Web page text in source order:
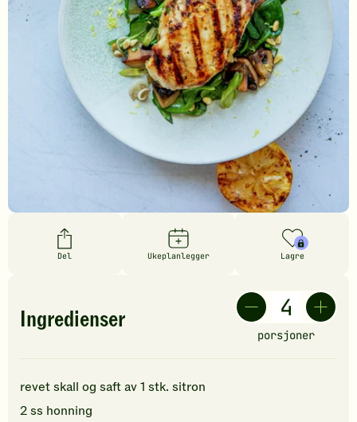
Del Ukeplanlegger Lagre
Ingredienser
porsjoner
revet skall og saft av1 stk. sitron
2ss honning